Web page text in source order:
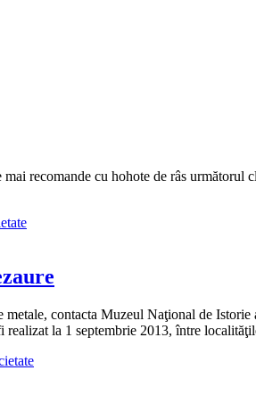
recomande cu hohote de râs
contacta Muzeul Naţional de
realizat la 1 septembrie 2013, între